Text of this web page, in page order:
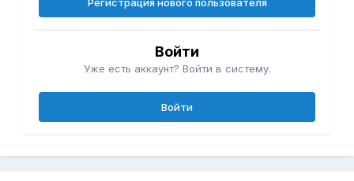
Регистрация нового пользователя
Войти
Уже есть аккаунт? Войти в систему.
Войти